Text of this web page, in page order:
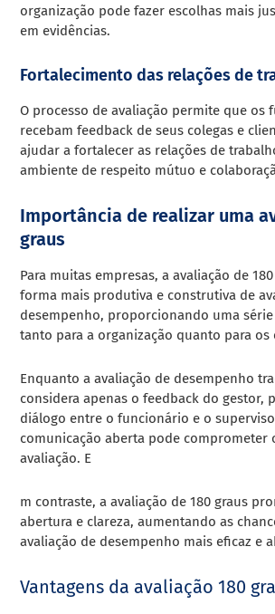
organização pode fazer escolhas mais
em evidências.
Fortalecimento das relações de
O processo de avaliação permite que os
recebam feedback de seus colegas e
ajudar a fortalecer as relações de
ambiente de respeito mútuo e
Importância de realizar uma
graus
Para muitas empresas, a avaliação de
forma mais produtiva e construtiva de
desempenho, proporcionando uma
tanto para a organização quanto para os
Enquanto a avaliação de desempenho
considera apenas o feedback do gestor,
diálogo entre o funcionário e o
comunicação aberta pode comprometer
avaliação. E
m contraste, a avaliação de 180 graus
abertura e clareza, aumentando as
avaliação de desempenho mais eficaz e
Vantagens da avaliação 180